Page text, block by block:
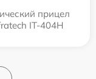
прицел
IT-404H